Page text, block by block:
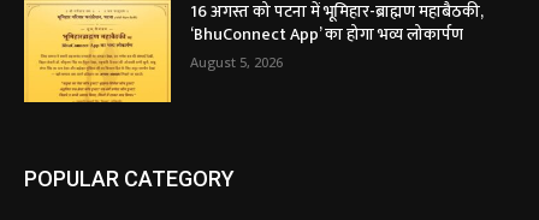
16 अगस्त को पटना में भूमिहार-ब्राह्मण महाबैठकी,
‘BhuConnect App’ का होगा भव्य लोकार्पण
August 5, 2026
POPULAR CATEGORY